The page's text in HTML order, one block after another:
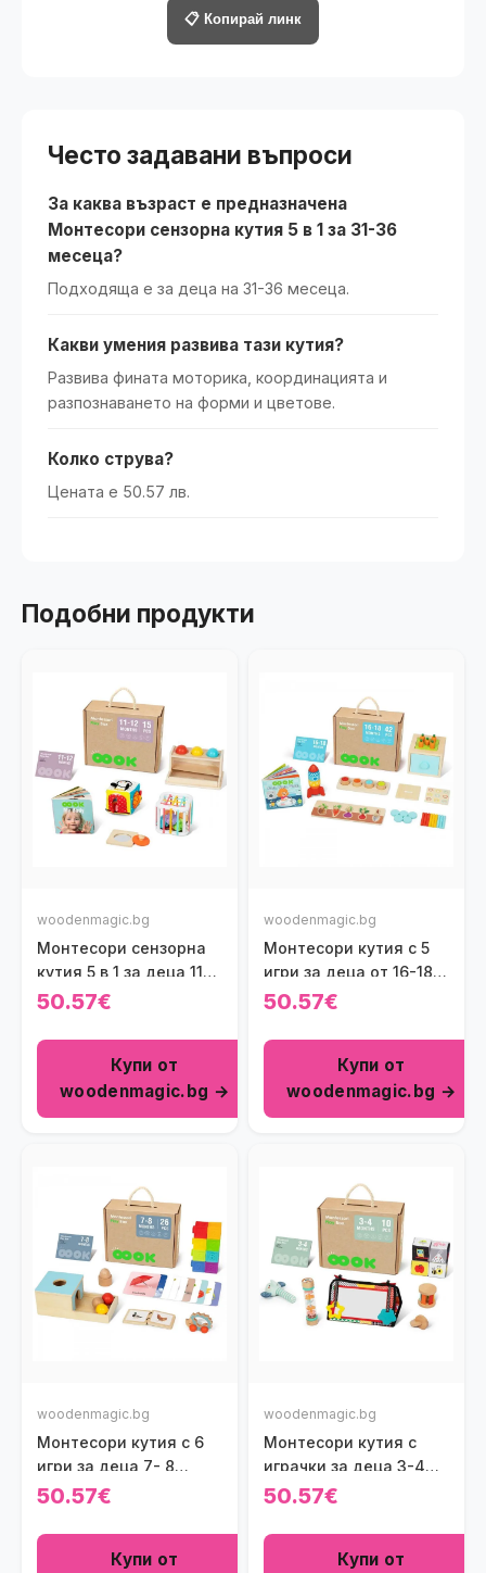
📋 Копирай линк
Често задавани въпроси
За каква възраст е предназначена
Монтесори сензорна кутия 5 в 1 за 31-36
месеца?
Подходяща е за деца на 31-36 месеца.
Какви умения развива тази кутия?
Развива фината моторика, координацията и
разпознаването на форми и цветове.
Колко струва?
Цената е 50.57 лв.
Подобни продукти
woodenmagic.bg
Монтесори сензорна
кутия 5 в 1 за деца 11-
12 месеца
50.57€
Купи от
woodenmagic.bg →
woodenmagic.bg
Монтесори кутия с 5
игри за деца от 16-18
месеца
50.57€
Купи от
woodenmagic.bg →
woodenmagic.bg
Монтесори кутия с 6
игри за деца 7- 8
месеца
50.57€
Купи от
woodenmagic.bg
Монтесори кутия с
играчки за деца 3-4
месеца
50.57€
Купи от